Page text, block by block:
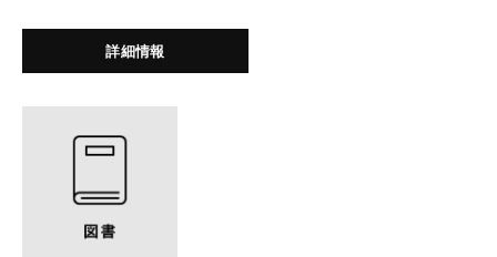
詳細情報